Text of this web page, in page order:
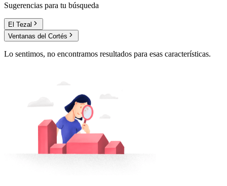
Sugerencias para tu búsqueda
El Tezal
Ventanas del Cortés
Lo sentimos, no encontramos resultados para esas características.